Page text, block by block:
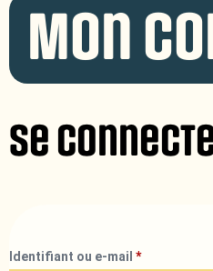
Mon
Se
Identifiant ou e-mail *